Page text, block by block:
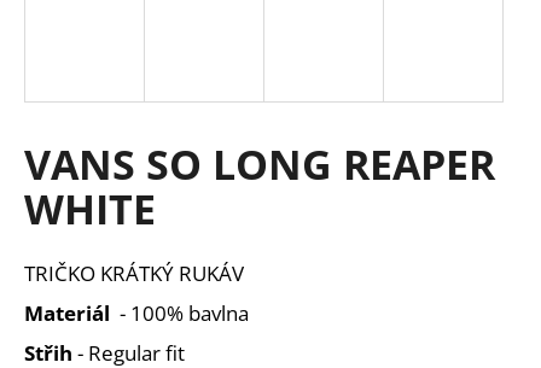
VANS SO LONG REAPER
WHITE
TRIČKO KRÁTKÝ RUKÁV
Materiál - 100% bavlna
Střih - Regular fit
í
?
HLEDAT